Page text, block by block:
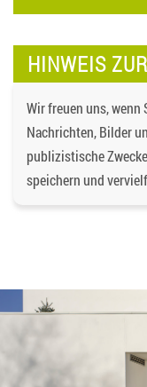
HINWEIS
Wir freuen uns, wenn
Nachrichten, Bilder
publizistische
speichern und
Dritte ist nicht
Baugenossenschaft
Urheber ist
Fotostock-Anbietern.